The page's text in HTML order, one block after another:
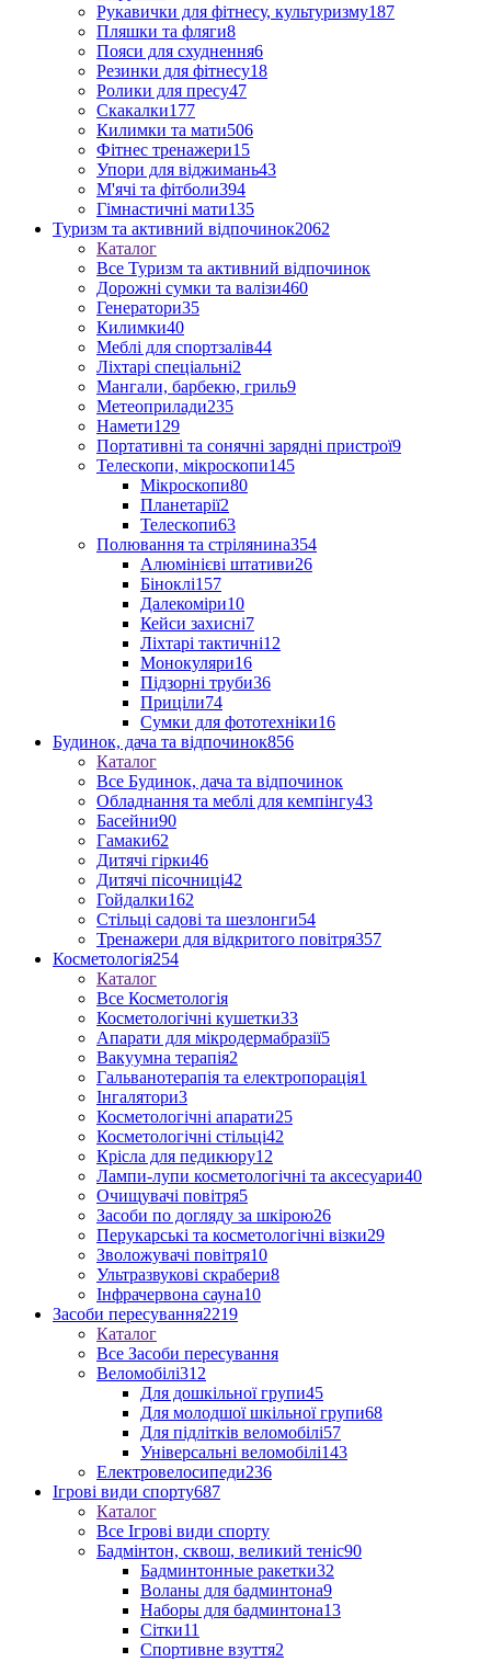
Рукавички для фітнесу, культуризму187
Пляшки та фляги8
Пояси для схуднення6
Резинки для фітнесу18
Ролики для пресу47
Скакалки177
Килимки та мати506
Фітнес тренажери15
Упори для віджимань43
М'ячі та фітболи394
Гімнастичні мати135
Туризм та активний відпочинок2062
Каталог
Все Туризм та активний відпочинок
Дорожні сумки та валізи460
Генератори35
Килимки40
Меблі для спортзалів44
Ліхтарі спеціальні2
Мангали, барбекю, гриль9
Метеоприлади235
Намети129
Портативні та сонячні зарядні пристрої9
Телескопи, мікроскопи145
Мікроскопи80
Планетарії2
Телескопи63
Полювання та стрілянина354
Алюмінієві штативи26
Біноклі157
Далекоміри10
Кейси захисні7
Ліхтарі тактичні12
Монокуляри16
Підзорні труби36
Приціли74
Сумки для фототехніки16
Будинок, дача та відпочинок856
Каталог
Все Будинок, дача та відпочинок
Обладнання та меблі для кемпінгу43
Басейни90
Гамаки62
Дитячі гірки46
Дитячі пісочниці42
Гойдалки162
Стільці садові та шезлонги54
Тренажери для відкритого повітря357
Косметологія254
Каталог
Все Косметологія
Косметологічні кушетки33
Апарати для мікродермабразії5
Вакуумна терапія2
Гальванотерапія та електропорація1
Інгалятори3
Косметологічні апарати25
Косметологічні стільці42
Крісла для педикюру12
Лампи-лупи косметологічні та аксесуари40
Очищувачі повітря5
Засоби по догляду за шкірою26
Перукарські та косметологічні візки29
Зволожувачі повітря10
Ультразвукові скрабери8
Інфрачервона сауна10
Засоби пересування2219
Каталог
Все Засоби пересування
Веломобілі312
Для дошкільної групи45
Для молодшої шкільної групи68
Для підлітків веломобілі57
Універсальні веломобілі143
Електровелосипеди236
Ігрові види спорту687
Каталог
Все Ігрові види спорту
Бадмінтон, сквош, великий теніс90
Бадминтонные ракетки32
Воланы для бадминтона9
Наборы для бадминтона13
Сітки11
Спортивне взуття2